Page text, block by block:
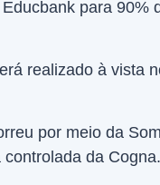
para 90%
realizado à vista
por meio da
da Cogna.